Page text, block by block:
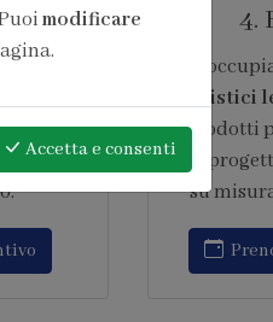
di
del
in opera
IFT
6.
tipo di
progetto
misura
modificare
Accettae consenti